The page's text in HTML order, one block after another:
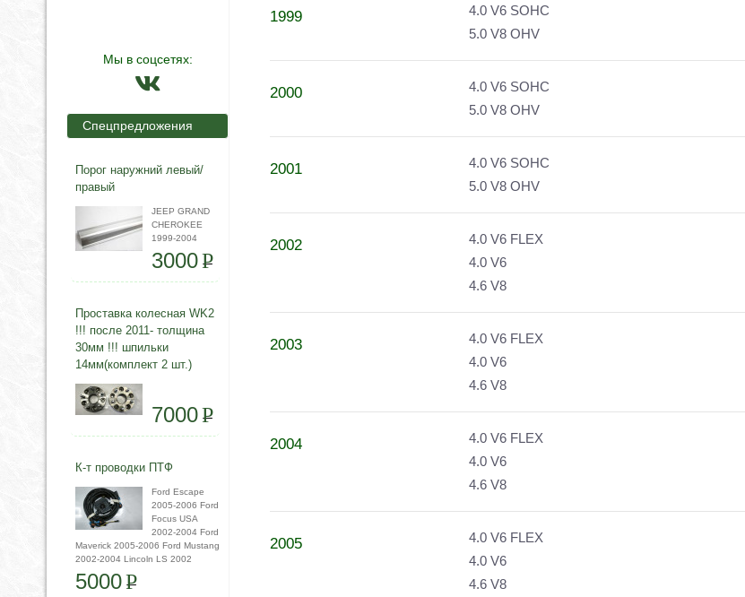
Мы в соцсетях:
Спецпредложения
Порог наружний левый/
правый
JEEP GRAND
CHEROKEE
1999-2004
3000P
Проставка колесная WK2
!!! после 2011- толщина
30мм !!! шпильки
14мм(комплект 2 шт.)
7000P
К-т проводки ПТФ
Ford Escape
2005-2006 Ford
Focus USA
2002-2004 Ford
Maverick 2005-2006 Ford Mustang
2002-2004 Lincoln LS 2002
5000P
1999
4.0 V6 SOHC
5.0 V8 OHV
2000
4.0 V6 SOHC
5.0 V8 OHV
2001
4.0 V6 SOHC
5.0 V8 OHV
2002
4.0 V6 FLEX
4.0 V6
4.6 V8
2003
4.0 V6 FLEX
4.0 V6
4.6 V8
2004
4.0 V6 FLEX
4.0 V6
4.6 V8
2005
4.0 V6 FLEX
4.0 V6
4.6 V8